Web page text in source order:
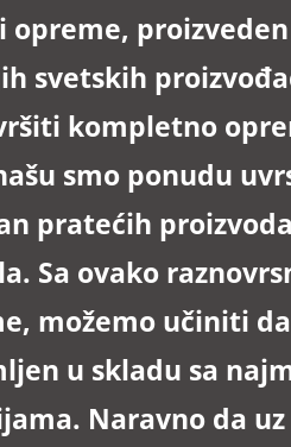
opreme,
svetskih
kompletno
smo ponudu
pratećih
Sa ovako
možemo učiniti
u skladu sa
Naravno da uz